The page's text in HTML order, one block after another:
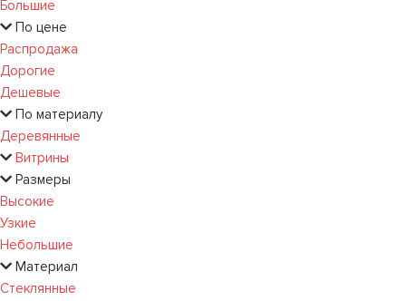
Большие
По цене
Распродажа
Дорогие
Дешевые
По материалу
Деревянные
Витрины
Размеры
Высокие
Узкие
Небольшие
Материал
Стеклянные